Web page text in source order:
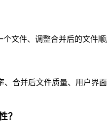
文件、调整合并后的文件
合并后文件质量、用户
？